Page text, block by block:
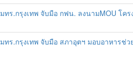
มทร.กรุงเทพ จับมือ กฟน. ลงนามMOU โค
มทร.กรุงเทพ จับมือ สภาอุตฯ มอบอาหารช่